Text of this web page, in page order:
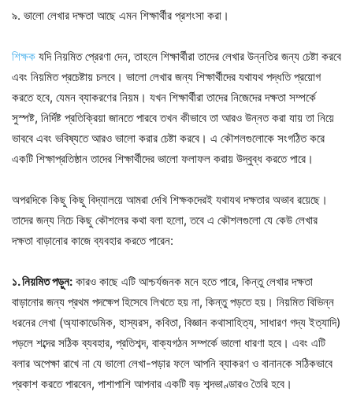
৯. ভালো লেখার দক্ষতা আছে এমন শিক্ষার্থীর প্রশংসা করা।
শিক্ষক যদি নিয়মিত প্রেরণা দেন, তাহলে শিক্ষার্থীরা তাদের লেখার উন্নতির জন্য চেষ্টা করবে
এবং নিয়মিত প্রচেষ্টায় চলবে। ভালো লেখার জন্য শিক্ষার্থীদের যথাযথ পদ্ধতি প্রয়োগ
করতে হবে, যেমন ব্যাকরণের নিয়ম। যখন শিক্ষার্থীরা তাদের নিজেদের দক্ষতা সম্পর্কে
সুস্পষ্ট, নির্দিষ্ট প্রতিক্রিয়া জানতে পারবে তখন কীভাবে তা আরও উন্নত করা যায় তা নিয়ে
ভাববে এবং ভবিষ্যতে আরও ভালো করার চেষ্টা করবে। এ কৌশলগুলোকে সংগঠিত করে
একটি শিক্ষাপ্রতিষ্ঠান তাদের শিক্ষার্থীদের ভালো ফলাফল করায় উদ্বুব্ধ করতে পারে।
অপরদিকে কিছু কিছু বিদ্যালয়ে আমরা দেখি শিক্ষকদেরই যথাযথ দক্ষতার অভাব রয়েছে।
তাদের জন্য নিচে কিছু কৌশলের কথা বলা হলো, তবে এ কৌশলগুলো যে কেউ লেখার
দক্ষতা বাড়ানোর কাজে ব্যবহার করতে পারেন:
১. নিয়মিত পড়ুন: কারও কাছে এটি আশ্চর্যজনক মনে হতে পারে, কিন্তু লেখার দক্ষতা
বাড়ানোর জন্য প্রথম পদক্ষেপ হিসেবে লিখতে হয় না, কিন্তু পড়তে হয়। নিয়মিত বিভিন্ন
ধরনের লেখা (অ্যাকাডেমিক, হাস্যরস, কবিতা, বিজ্ঞান কথাসাহিত্য, সাধারণ গদ্য ইত্যাদি)
পড়লে শব্দের সঠিক ব্যবহার, প্রতিশব্দ, বাক্যগঠন সম্পর্কে ভালো ধারণা হবে। এবং এটি
বলার অপেক্ষা রাখে না যে ভালো লেখা-পড়ার ফলে আপনি ব্যাকরণ ও বানানকে সঠিকভাবে
প্রকাশ করতে পারবেন, পাশাপাশি আপনার একটি বড় শব্দভাণ্ডারও তৈরি হবে।